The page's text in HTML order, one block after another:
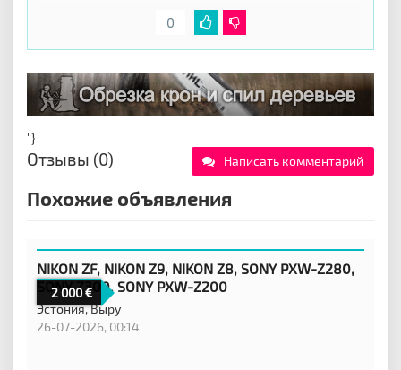
0
"}
Отзывы (0) Написать комментарий
Похожие объявления
2 000
NIKON ZF, NIKON Z9, NIKON Z8, SONY PXW-Z280,
SONY Z300, SONY PXW-Z200
Эстония,Выру
26-07-2026, 00:14